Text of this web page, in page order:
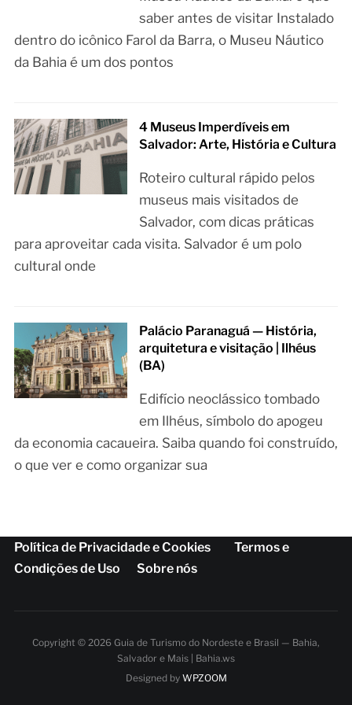
saber antes de visitar Instalado
dentro do icônico Farol da Barra, o Museu Náutico
da Bahia é um dos pontos
4 Museus Imperdíveis em
Salvador: Arte, História e Cultura
Roteiro cultural rápido pelos
museus mais visitados de
Salvador, com dicas práticas
para aproveitar cada visita. Salvador é um polo
cultural onde
Palácio Paranaguá — História,
arquitetura e visitação | Ilhéus
(BA)
Edifício neoclássico tombado
em Ilhéus, símbolo do apogeu
da economia cacaueira. Saiba quando foi construído,
o que ver e como organizar sua
Política de Privacidade e Cookies
Termos e
Condições de Uso
Sobre nós
Copyright © 2026 Guia de Turismo do Nordeste e Brasil — Bahia,
Salvador e Mais | Bahia.ws
Designed by WPZOOM